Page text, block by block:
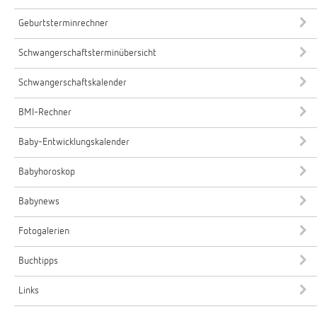
Geburtsterminrechner
Schwangerschaftsterminübersicht
Schwangerschaftskalender
BMI-Rechner
Baby-Entwicklungskalender
Babyhoroskop
Babynews
Fotogalerien
Buchtipps
Links